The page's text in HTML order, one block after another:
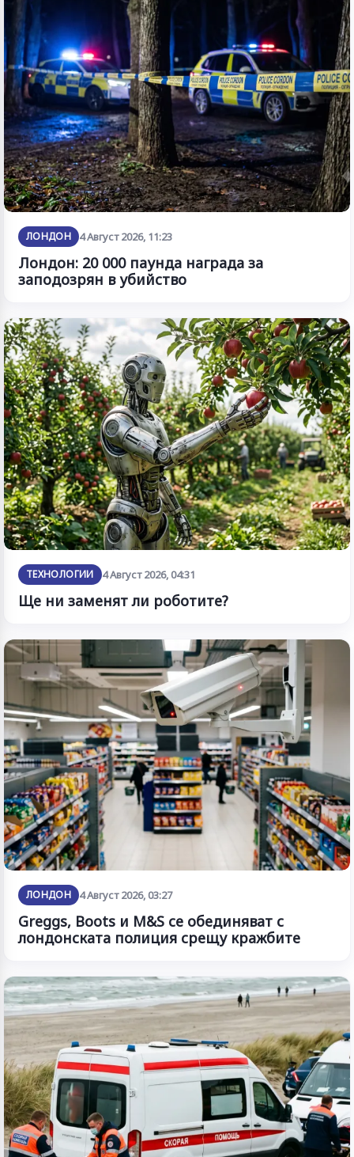
ЛОНДОН 4 Август 2026, 11:23
Лондон: 20 000 паунда награда за
заподозрян в убийство
ТЕХНОЛОГИИ 4 Август 2026, 04:31
Ще ни заменят ли роботите?
ЛОНДОН 4 Август 2026, 03:27
Greggs, Boots и M&S се обединяват с
лондонската полиция срещу кражбите